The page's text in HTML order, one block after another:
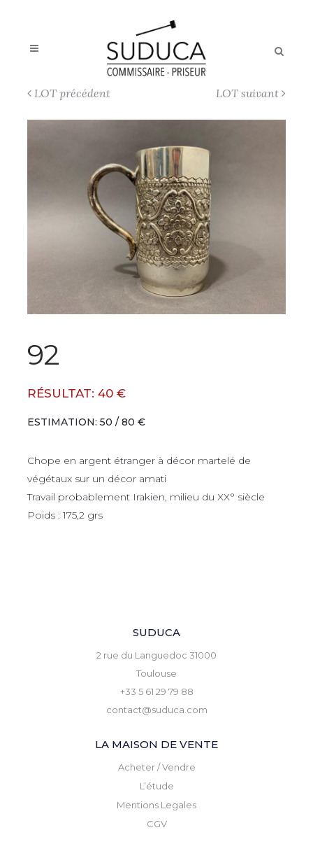
LOT précédent LOT suivant
92
RÉSULTAT: 40 €
ESTIMATION: 50 / 80 €
Chope en argent étranger à décor martelé de
végétaux sur un décor amati
Travail probablement Irakien, milieu du XX° siècle
Poids : 175,2 grs
SUDUCA
2 rue du Languedoc 31000
Toulouse
+33 5 61 29 79 88
contact@suduca.com
LA MAISON DE VENTE
Acheter / Vendre
L’étude
Mentions Legales
CGV